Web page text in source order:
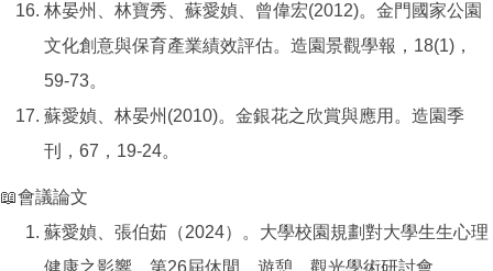
林晏州、林寶秀、蘇愛媜、曾偉宏(2012)。金門國家公園
文化創意與保育產業績效評估。造園景觀學報，18(1)，
59-73。
蘇愛媜、林晏州(2010)。金銀花之欣賞與應用。造園季
刊，67，19-24。
📖會議論文
蘇愛媜、張伯茹（2024）。大學校園規劃對大學生生心理
健康之影響。第26屆休閒、遊憩、觀光學術研討會。